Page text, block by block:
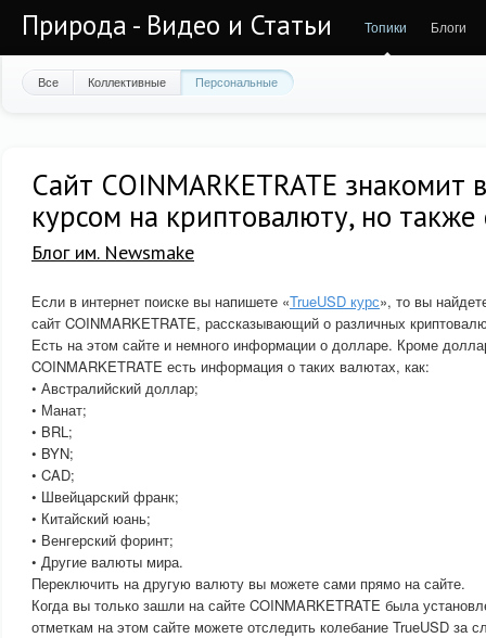
Природа - Видео и Статьи Топики Блоги
Все Коллективные Персональные
Сайт COINMARKETRATE знакомит
курсом на криптовалюту, но
Блог им. Newsmake
Если в интернет поиске вы напишете «TrueUSD курс», то вы
сайт COINMARKETRATE, рассказывающий о различных
Есть на этом сайте и немного информации о долларе. Кроме
COINMARKETRATE есть информация о таких валютах, как:
• Австралийский доллар;
• Манат;
• BRL;
• BYN;
• CAD;
• Швейцарский франк;
• Китайский юань;
• Венгерский форинт;
• Другие валюты мира.
Переключить на другую валюту вы можете сами прямо на сайте.
Когда вы только зашли на сайте COINMARKETRATE была
отметкам на этом сайте можете отследить колебание TrueUSD за